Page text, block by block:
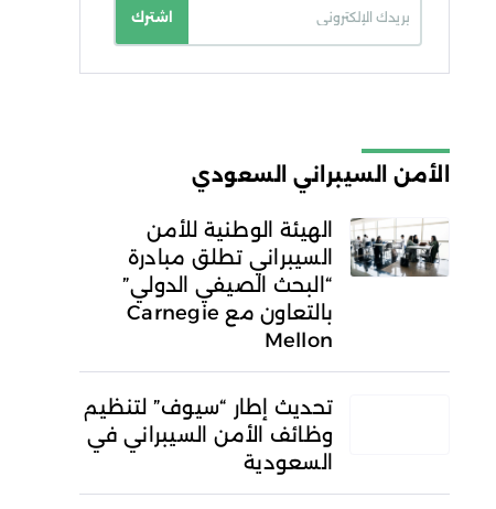
اشترك
الخصوصية
الأمن السيبراني السعودي
الهيئة الوطنية للأمن
السيبراني تطلق مبادرة
“البحث الصيفي الدولي”
بالتعاون مع Carnegie
Mellon
تحديث إطار “سيوف” لتنظيم
وظائف الأمن السيبراني في
السعودية